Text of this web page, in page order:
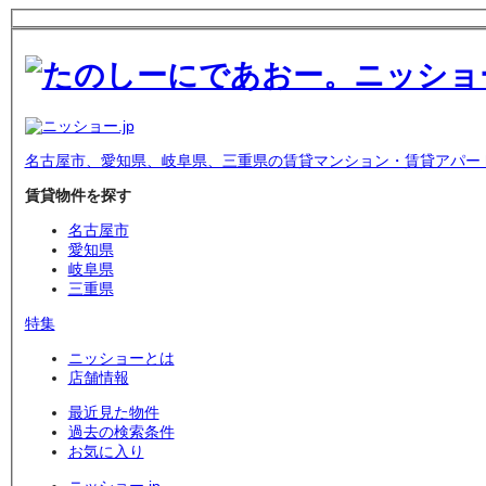
名古屋市、愛知県、岐阜県、三重県の賃貸マンション・賃貸アパー
賃貸物件を探す
名古屋市
愛知県
岐阜県
三重県
特集
ニッショーとは
店舗情報
最近見た物件
過去の検索条件
お気に入り